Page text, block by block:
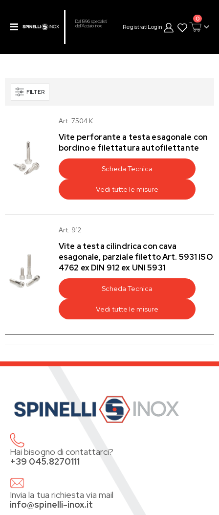
Toggle
Dal 1996 specialisti
dell’Acciaio Inox RegistratiLogin
Cart
0
FILTER
Art. 7504 K
Vite perforante a testa esagonale con
bordino e filettatura autofilettante
Scheda Tecnica
Vedi tutte le misure
Art. 912
Vite a testa cilindrica con cava
esagonale, parziale filetto Art. 5931 ISO
4762 ex DIN 912 ex UNI 5931
Scheda Tecnica
Vedi tutte le misure
Hai bisogno di contattarci?
+39 045.8270111
Invia la tua richiesta via mail
info@spinelli-inox.it